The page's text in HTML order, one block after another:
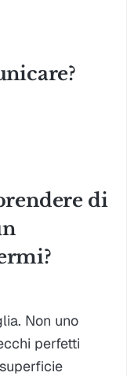
di
Non uno
perfetti